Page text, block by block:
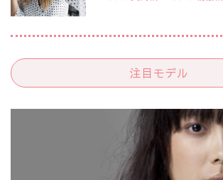
注目モデル